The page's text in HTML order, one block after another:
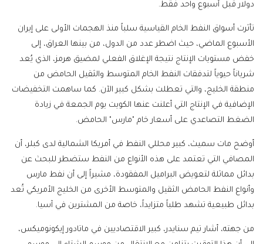
دولار قبل أسبوع واحد فقط.
تأثرت أسواق النفط الخام القياسية سلباً منذ الهجمات الأولى على إيران
الأسبوع الماضي، حيث اضطر عدد من الدول، من بينها العراق، إلى
خفض مستويات الإنتاج نتيجة الإغلاق الفعلي لمضيق هرمز، الذي يُعد
شرياناً حيوياً لتدفقات النفط الخام المتوسط والثقيل الحامض من
منطقة الخليج، والتي تعطلت بشكل كبير الآن. كما ساهمت التخفيضات
الإضافية في الإنتاج التي أعلنت عنها الكويت يوم الجمعة في زيادة
الضغط التصاعدي على أسعار خام "مارس" الحامض.
أوضح مات سميث، كبير محللي النفط في أمريكا الشمالية لدى كبلر، أن
المصافي التي تعتمد على هذه الأنواع من النفط ستضطر للبحث عن
بدائل مماثلة لتعويض البراميل المفقودة، مشيراً إلى أن نفط مارس
وأنواع النفط الحامض الثقيل والمتوسط الأخرى من الخليج الأمريكي تُعد
بدائل طبيعية تشهد طلباً متزايداً، خاصة من المشترين في آسيا.
من جهته، أشار تيم سنايدر، كبير الاقتصاديين في ماتادور إيكونوميكس،